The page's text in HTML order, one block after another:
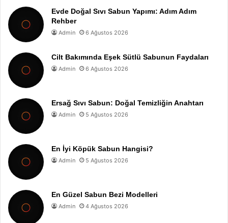
Evde Doğal Sıvı Sabun Yapımı: Adım Adım
Rehber
Admin 6 Ağustos 2026
Cilt Bakımında Eşek Sütlü Sabunun Faydaları
Admin 6 Ağustos 2026
Ersağ Sıvı Sabun: Doğal Temizliğin Anahtarı
Admin 5 Ağustos 2026
En İyi Köpük Sabun Hangisi?
Admin 5 Ağustos 2026
En Güzel Sabun Bezi Modelleri
Admin 4 Ağustos 2026